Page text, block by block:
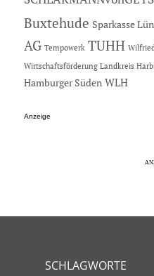
Buxtehude Sparkasse
AG Tempowerk TUHH
Wirtschaftsförderung Landkreis
Hamburger Süden WLH
Anzeige
SCHLAGWORTE